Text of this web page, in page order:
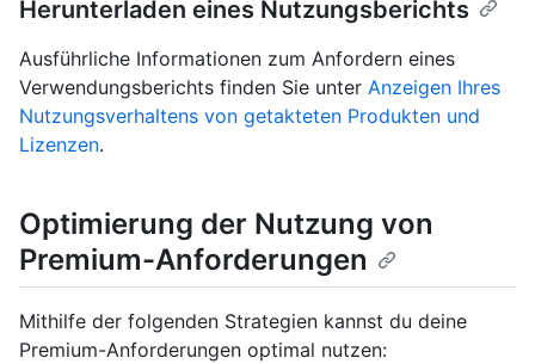
Herunterladen eines Nutzungsberichts
Ausführliche Informationen zum Anfordern eines
Verwendungsberichts finden Sie unter Anzeigen Ihres
Nutzungsverhaltens von getakteten Produkten und
Lizenzen.
Optimierung der Nutzung von
Premium-Anforderungen
Mithilfe der folgenden Strategien kannst du deine
Premium-Anforderungen optimal nutzen: